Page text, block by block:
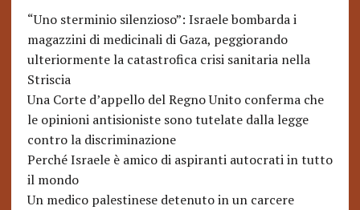
“Uno sterminio silenzioso”: Israele bombarda i
magazzini di medicinali di Gaza, peggiorando
ulteriormente la catastrofica crisi sanitaria nella
Striscia
Una Corte d’appello del Regno Unito conferma che
le opinioni antisioniste sono tutelate dalla legge
contro la discriminazione
Perché Israele è amico di aspiranti autocrati in tutto
il mondo
Un medico palestinese detenuto in un carcere